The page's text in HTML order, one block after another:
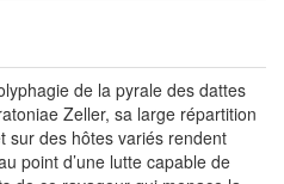
de la pyrale des dattes
Zeller, sa large répartition
sur des hôtes variés rendent
point d’une lutte capable de